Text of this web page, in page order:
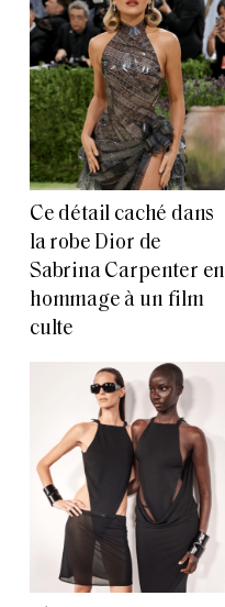
Ce détail caché dans
la robe Dior de
Sabrina Carpenter en
hommage à un film
culte